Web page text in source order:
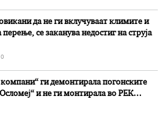
да не ги вклучуваат климите и
се заканува недостиг на струја
ги демонтирала погонските
и не ги монтирала во РЕК